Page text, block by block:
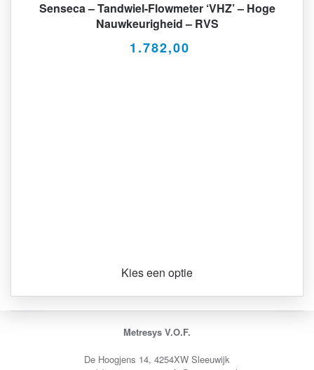
Senseca – Tandwiel-Flowmeter ‘VHZ’ – Hoge
Nauwkeurigheid – RVS
1.782,00
Kies een optie
Metresys V.O.F.
De Hoogjens 14, 4254XW Sleeuwijk